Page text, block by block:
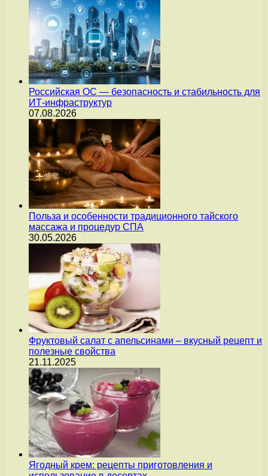
Российская ОС — безопасность и стабильность для
ИТ-инфраструктур
07.08.2026
Польза и особенности традиционного тайского
массажа и процедур СПА
30.05.2026
Фруктовый салат с апельсинами – вкусный рецепт и
полезные свойства
21.11.2025
Ягодный крем: рецепты приготовления и